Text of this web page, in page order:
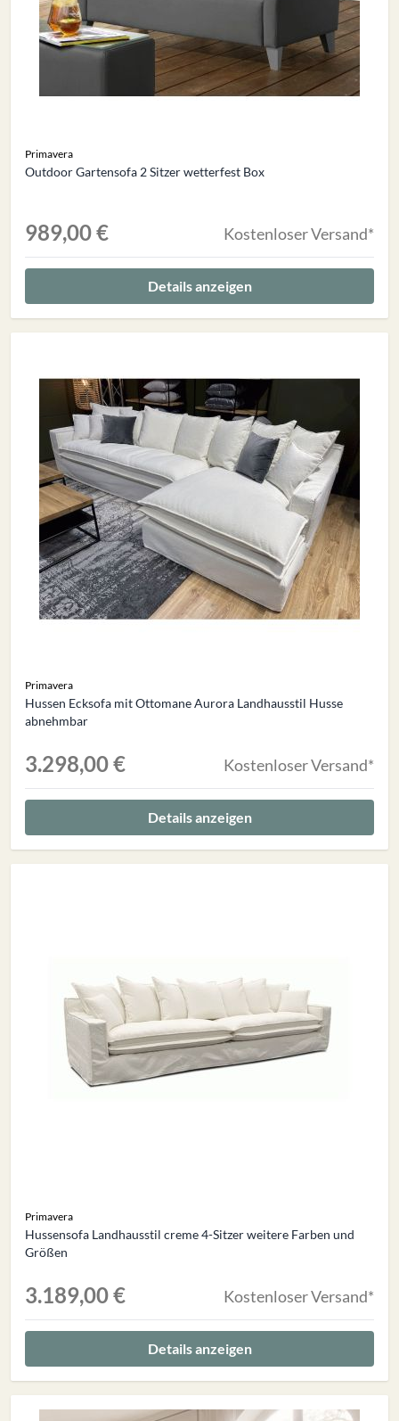
Primavera
Outdoor Gartensofa 2 Sitzer wetterfest Box
989,00 € Kostenloser Versand*
Details anzeigen
Primavera
Hussen Ecksofa mit Ottomane Aurora Landhausstil Husse
abnehmbar
3.298,00 € Kostenloser Versand*
Details anzeigen
Primavera
Hussensofa Landhausstil creme 4-Sitzer weitere Farben und
Größen
3.189,00 € Kostenloser Versand*
Details anzeigen